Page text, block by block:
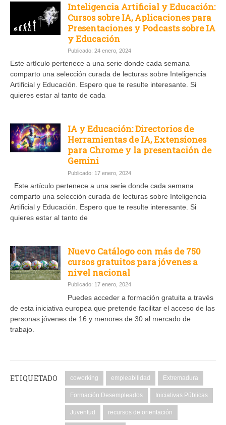
Inteligencia Artificial y Educación:
Cursos sobre IA, Aplicaciones para
Presentaciones y Podcasts sobre IA
y Educación
Publicado: 24 enero, 2024
Este artículo pertenece a una serie donde cada semana
comparto una selección curada de lecturas sobre Inteligencia
Artificial y Educación. Espero que te resulte interesante. Si
quieres estar al tanto de cada
IA y Educación: Directorios de
Herramientas de IA, Extensiones
para Chrome y la presentación de
Gemini
Publicado: 17 enero, 2024
Este artículo pertenece a una serie donde cada semana
comparto una selección curada de lecturas sobre Inteligencia
Artificial y Educación. Espero que te resulte interesante. Si
quieres estar al tanto de
Nuevo Catálogo con más de 750
cursos gratuitos para jóvenes a
nivel nacional
Publicado: 17 enero, 2024
Puedes acceder a formación gratuita a través
de esta iniciativa europea que pretende facilitar el acceso de las
personas jóvenes de 16 y menores de 30 al mercado de
trabajo.
ETIQUETADO coworking empleabilidad Extremadura
Formación Desempleados Iniciativas Públicas
Juventud recursos de orientación